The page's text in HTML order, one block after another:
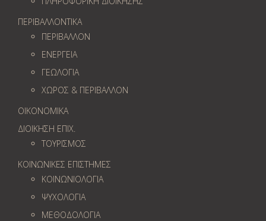
ΠΕΡΙΒΑΛΛΟΝΤΙΚΑ
ΠΕΡΙΒΑΛΛΟΝ
ΕΝΕΡΓΕΙΑ
ΓΕΩΛOΓΙΑ
ΧΩΡΟΣ & ΠΕΡΙΒΑΛΛΟΝ
ΟΙΚΟΝΟΜΙΚΑ
ΔΙΟΙΚΗΣΗ ΕΠΙΧ.
ΤΟΥΡΙΣΜΟΣ
ΚΟΙΝΩΝΙΚΕΣ ΕΠΙΣΤΗΜΕΣ
ΚΟΙΝΩΝΙΟΛΟΓΙΑ
ΨΥΧΟΛΟΓΙΑ
ΜΕΘΟΔΟΛΟΓΙΑ